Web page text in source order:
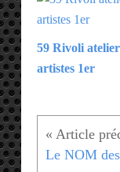
59 Rivoli atelier
artistes 1er